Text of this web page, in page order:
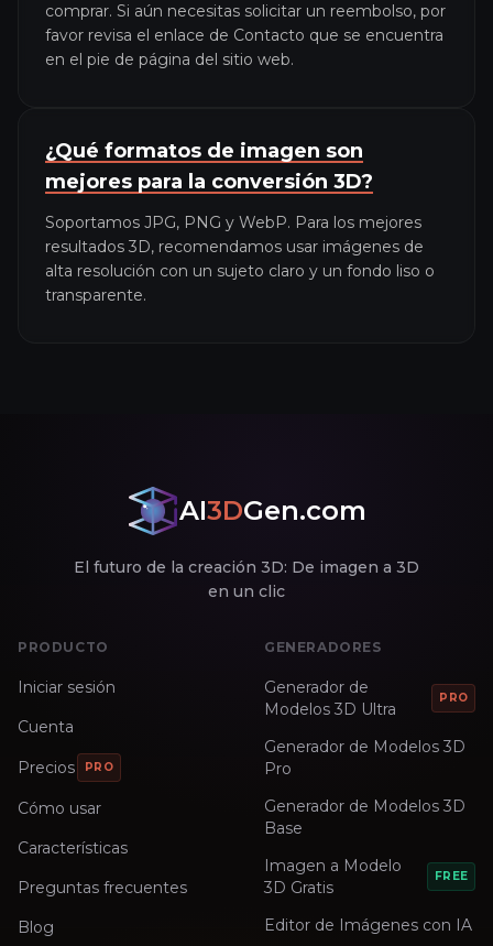
comprar. Si aún necesitas solicitar un reembolso, por
favor revisa el enlace de Contacto que se encuentra
en el pie de página del sitio web.
¿Qué formatos de imagen son
mejores para la conversión 3D?
Soportamos JPG, PNG y WebP. Para los mejores
resultados 3D, recomendamos usar imágenes de
alta resolución con un sujeto claro y un fondo liso o
transparente.
AI3DGen.com
El futuro de la creación 3D: De imagen a 3D
en un clic
PRODUCTO
Iniciar sesión
Cuenta
Precios PRO
Cómo usar
Características
Preguntas frecuentes
Blog
GENERADORES
Generador de
Modelos 3D Ultra
PRO
Generador de Modelos 3D
Pro
Generador de Modelos 3D
Base
Imagen a Modelo
3D Gratis
FREE
Editor de Imágenes con IA